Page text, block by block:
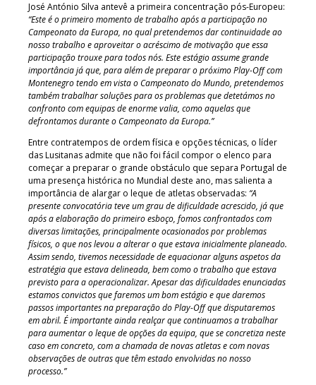
José António Silva antevê a primeira concentração pós-Europeu:
“Este é o primeiro momento de trabalho após a participação no
Campeonato da Europa, no qual pretendemos dar continuidade ao
nosso trabalho e aproveitar o acréscimo de motivação que essa
participação trouxe para todos nós. Este estágio assume grande
importância já que, para além de preparar o próximo Play-Off com
Montenegro tendo em vista o Campeonato do Mundo, pretendemos
também trabalhar soluções para os problemas que detetámos no
confronto com equipas de enorme valia, como aquelas que
defrontamos durante o Campeonato da Europa.”
Entre contratempos de ordem física e opções técnicas, o líder
das Lusitanas admite que não foi fácil compor o elenco para
começar a preparar o grande obstáculo que separa Portugal de
uma presença histórica no Mundial deste ano, mas salienta a
importância de alargar o leque de atletas observadas: “A
presente convocatória teve um grau de dificuldade acrescido, já que
após a elaboração do primeiro esboço, fomos confrontados com
diversas limitações, principalmente ocasionados por problemas
físicos, o que nos levou a alterar o que estava inicialmente planeado.
Assim sendo, tivemos necessidade de equacionar alguns aspetos da
estratégia que estava delineada, bem como o trabalho que estava
previsto para a operacionalizar. Apesar das dificuldades enunciadas
estamos convictos que faremos um bom estágio e que daremos
passos importantes na preparação do Play-Off que disputaremos
em abril. É importante ainda realçar que continuamos a trabalhar
para aumentar o leque de opções da equipa, que se concretiza neste
caso em concreto, com a chamada de novas atletas e com novas
observações de outras que têm estado envolvidas no nosso
processo.”